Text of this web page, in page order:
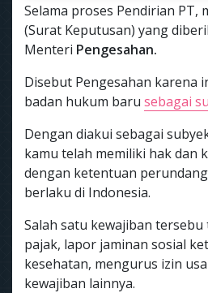
Selama proses Pendirian PT,
(Surat Keputusan) yang
Menteri Pengesahan.
Disebut Pengesahan karena
badan hukum baru sebagai
Dengan diakui sebagai
kamu telah memiliki hak dan
dengan ketentuan
berlaku di Indonesia.
Salah satu kewajiban
pajak, lapor jaminan sosial
kesehatan, mengurus izin
kewajiban lainnya.